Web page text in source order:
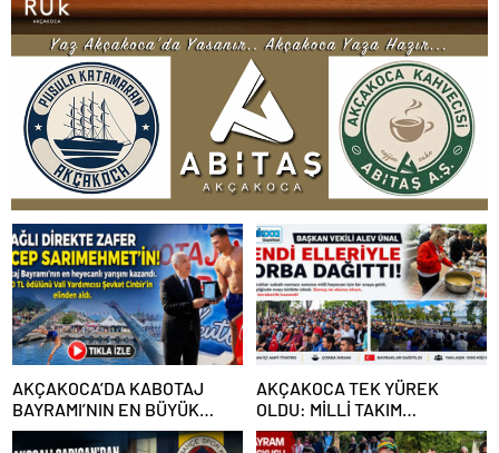
AKÇAKOCA’DA KABOTAJ
BAYRAMI’NIN EN BÜYÜK
ÖDÜLÜ RECEP
AKÇAKOCA TEK YÜREK
OLDU: MİLLİ TAKIM
HEYECANI AMFİ TİYATROYA